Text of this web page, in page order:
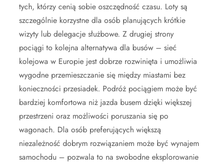
tych, którzy cenią sobie oszczędność czasu. Loty są
szczególnie korzystne dla osób planujących krótkie
wizyty lub delegacje służbowe. Z drugiej strony
pociągi to kolejna alternatywa dla busów – sieć
kolejowa w Europie jest dobrze rozwinięta i umożliwia
wygodne przemieszczanie się między miastami bez
konieczności przesiadek. Podróż pociągiem może być
bardziej komfortowa niż jazda busem dzięki większej
przestrzeni oraz możliwości poruszania się po
wagonach. Dla osób preferujących większą
niezależność dobrym rozwiązaniem może być wynajem
samochodu – pozwala to na swobodne eksplorowanie